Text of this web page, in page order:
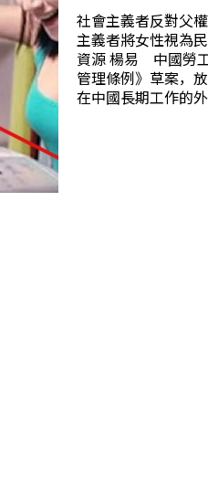
社會主義者反對父
主義者將女性視為
資源 楊易 中國勞工論壇 2月27日，中國公佈了新的《外國人永久居留
管理條例》草案，
在中國長期工作的